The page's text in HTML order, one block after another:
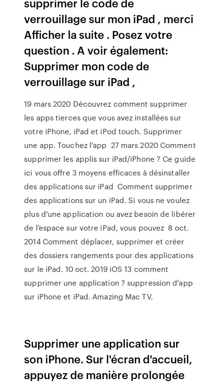
verrouillage sur mon iPad , merci
Afficher la suite . Posez votre
question . A voir également:
Supprimer mon code de
verrouillage sur iPad ,
19 mars 2020 Découvrez comment supprimer
les apps tierces que vous avez installées sur
votre iPhone, iPad et iPod touch. Supprimer
une app. Touchez l'app 27 mars 2020 Comment
supprimer les applis sur iPad/iPhone ? Ce guide
ici vous offre 3 moyens efficaces à désinstaller
des applications sur iPad Comment supprimer
des applications sur un iPad. Si vous ne voulez
plus d'une application ou avez besoin de libérer
de l'espace sur votre iPad, vous pouvez 8 oct.
2014 Comment déplacer, supprimer et créer
des dossiers rangements pour des applications
sur le iPad. 10 oct. 2019 iOS 13 comment
supprimer une application ? suppression d'app
sur iPhone et iPad. Amazing Mac TV.
Supprimer une application sur
son iPhone. Sur l'écran d'accueil,
appuyez de manière prolongée